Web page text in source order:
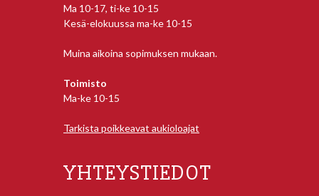
Ma 10-17, ti-ke 10-15
Kesä-elokuussa ma-ke 10-15
Muina aikoina sopimuksen mukaan.
Toimisto
Ma-ke 10-15
Tarkista poikkeavat aukioloajat
YHTEYSTIEDOT